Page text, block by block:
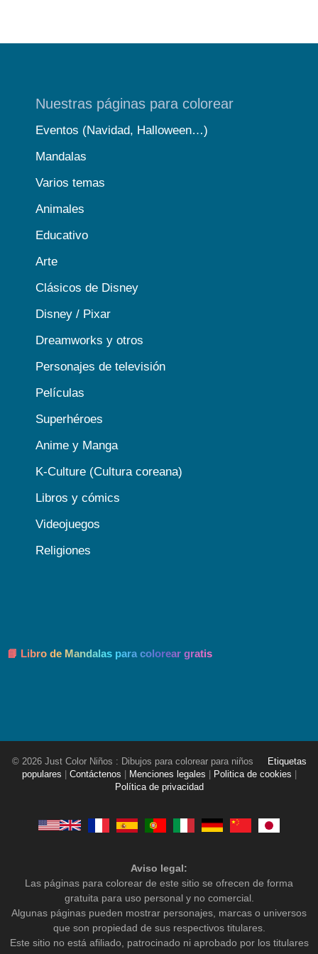
Nuestras páginas para colorear
Eventos (Navidad, Halloween…)
Mandalas
Varios temas
Animales
Educativo
Arte
Clásicos de Disney
Disney / Pixar
Dreamworks y otros
Personajes de televisión
Películas
Superhéroes
Anime y Manga
K-Culture (Cultura coreana)
Libros y cómics
Videojuegos
Religiones
📘 Libro de Mandalas para colorear gratis
© 2026 Just Color Niños : Dibujos para colorear para niños
Etiquetas
populares
Contáctenos Menciones legales Politica de cookies
Política de privacidad
Aviso legal:
Las páginas para colorear de este sitio se ofrecen de forma
gratuita para uso personal y no comercial.
Algunas páginas pueden mostrar personajes, marcas o universos
que son propiedad de sus respectivos titulares.
Este sitio no está afiliado, patrocinado ni aprobado por los titulares